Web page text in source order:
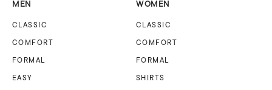
MEN
CLASSIC
COMFORT
FORMAL
EASY
WOMEN
CLASSIC
COMFORT
FORMAL
SHIRTS